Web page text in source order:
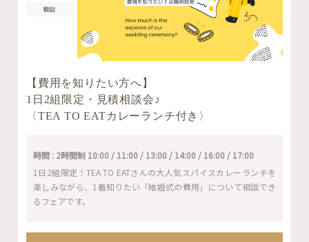
相談
【費用を知りたい方へ】
1日2組限定・見積相談会♪
〈TEA TO EATカレーランチ付き〉
時間 : 2時間制 10:00 / 11:00 / 13:00 / 14:00 / 16:00 / 17:00
1日2組限定！TEA TO EATさんの大人気スパイスカレーランチを
楽しみながら、1番知りたい「結婚式の費用」について相談でき
るフェアです。